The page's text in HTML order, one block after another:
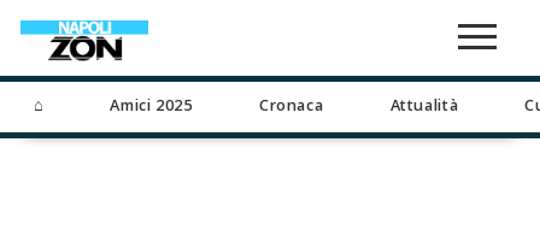
⌂ Amici 2025 Cronaca Attualità